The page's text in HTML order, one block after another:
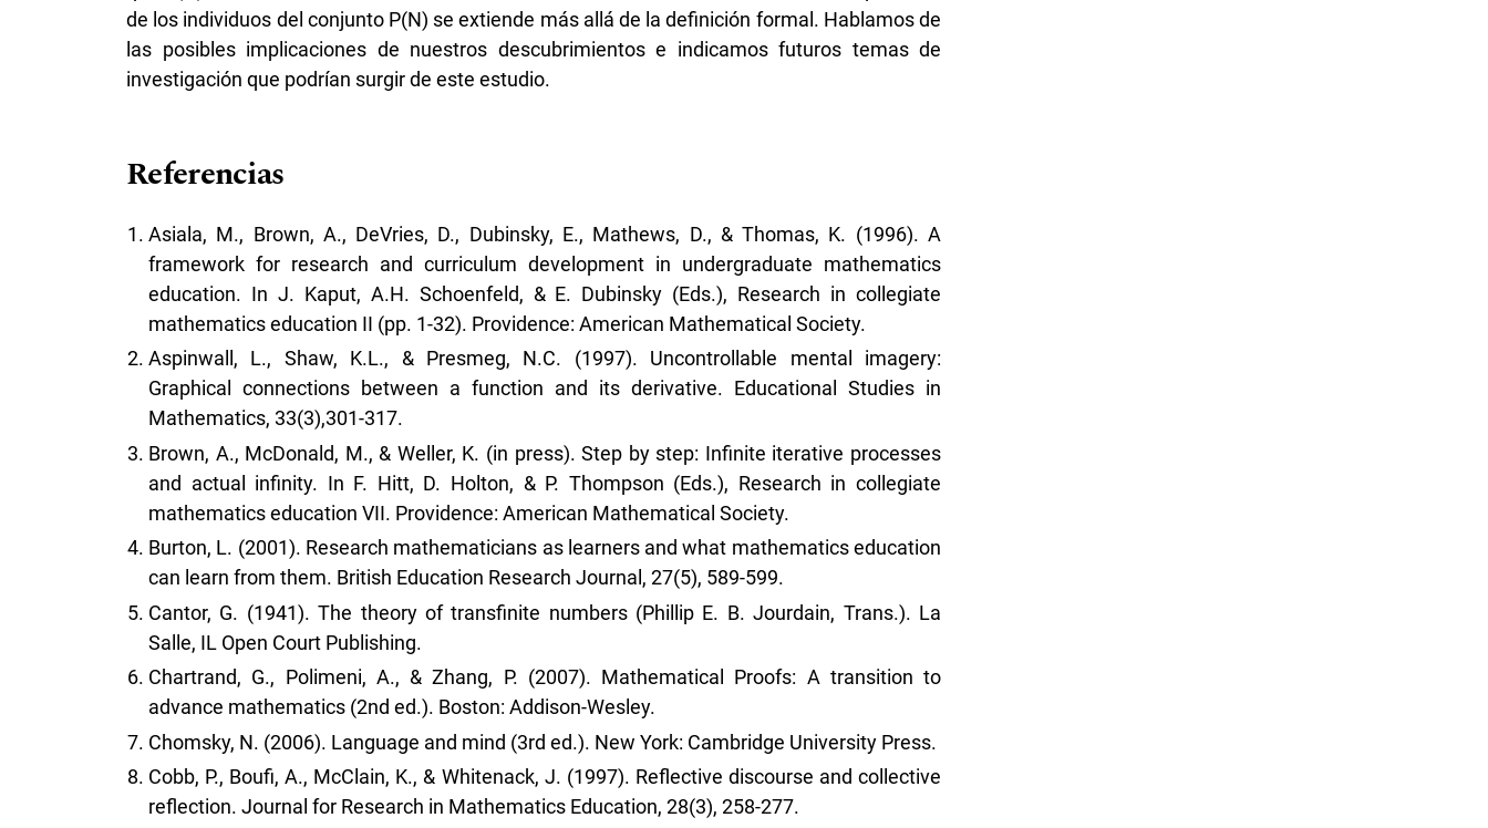
de los individuos del conjunto P(N) se extiende más allá de la definición formal. Hablamos de
las posibles implicaciones de nuestros descubrimientos e indicamos futuros temas de
investigación que podrían surgir de este estudio.
Referencias
Asiala, M., Brown, A., DeVries, D., Dubinsky, E., Mathews, D., & Thomas, K. (1996). A
framework for research and curriculum development in undergraduate mathematics
education. In J. Kaput, A.H. Schoenfeld, & E. Dubinsky (Eds.), Research in collegiate
mathematics education II (pp. 1-32). Providence: American Mathematical Society.
Aspinwall, L., Shaw, K.L., & Presmeg, N.C. (1997). Uncontrollable mental imagery:
Graphical connections between a function and its derivative. Educational Studies in
Mathematics, 33(3),301-317.
Brown, A., McDonald, M., & Weller, K. (in press). Step by step: Infinite iterative processes
and actual infinity. In F. Hitt, D. Holton, & P. Thompson (Eds.), Research in collegiate
mathematics education VII. Providence: American Mathematical Society.
Burton, L. (2001). Research mathematicians as learners and what mathematics education
can learn from them. British Education Research Journal, 27(5), 589-599.
Cantor, G. (1941). The theory of transfinite numbers (Phillip E. B. Jourdain, Trans.). La
Salle, IL Open Court Publishing.
Chartrand, G., Polimeni, A., & Zhang, P. (2007). Mathematical Proofs: A transition to
advance mathematics (2nd ed.). Boston: Addison-Wesley.
Chomsky, N. (2006). Language and mind (3rd ed.). New York: Cambridge University Press.
Cobb, P., Boufi, A., McClain, K., & Whitenack, J. (1997). Reflective discourse and collective
reflection. Journal for Research in Mathematics Education, 28(3), 258-277.